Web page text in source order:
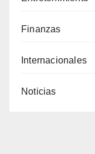
Finanzas
Internacionales
Noticias